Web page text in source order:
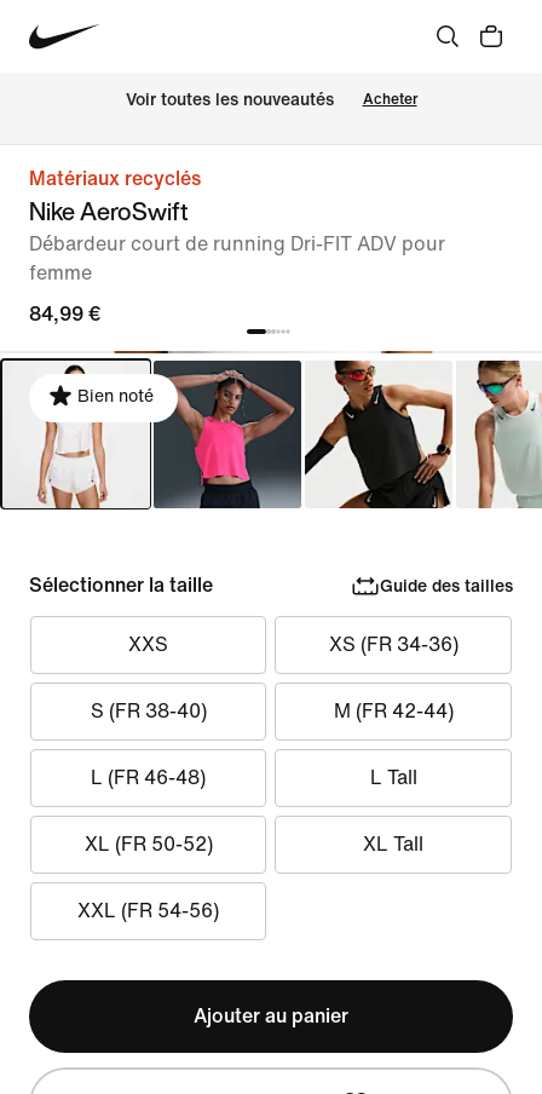
Voir toutes les nouveautés Acheter
Matériaux recyclés
Nike AeroSwift
Débardeur court de running Dri-FIT ADV pour
femme
84,99 €
Bien noté
Sélectionner la taille Guide des tailles
XXS XS (FR 34-36)
S (FR 38-40) M (FR 42-44)
L (FR 46-48) L Tall
XL (FR 50-52) XL Tall
XXL (FR 54-56)
Ajouter au panier